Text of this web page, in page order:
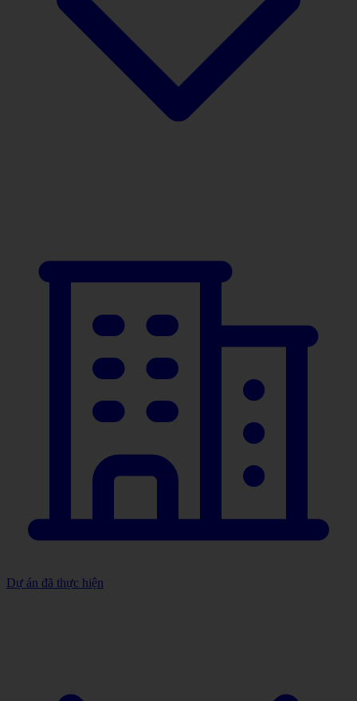
Dự án đã thực hiện